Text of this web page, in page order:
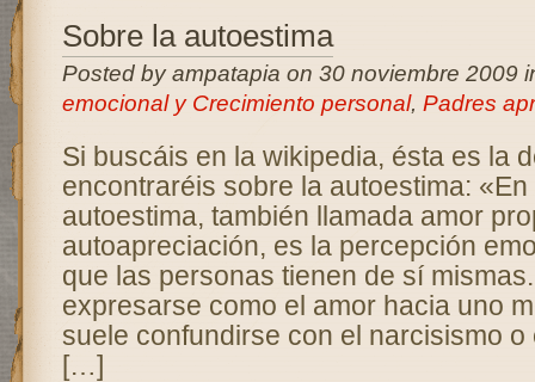
Sobre la autoestima
Posted by ampatapia on 30 noviembre 2009
emocional y Crecimiento personal, Padres
Si buscáis en la wikipedia, ésta es la
encontraréis sobre la autoestima:
autoestima, también llamada amor
autoapreciación, es la percepción
que las personas tienen de sí
expresarse como el amor hacia uno
suele confundirse con el narcisismo o
[…]